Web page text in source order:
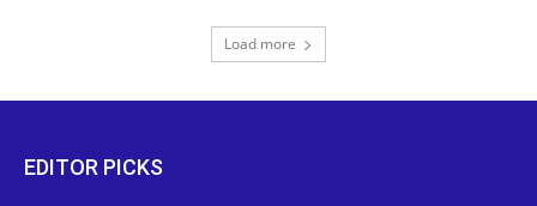
Load more
EDITOR PICKS